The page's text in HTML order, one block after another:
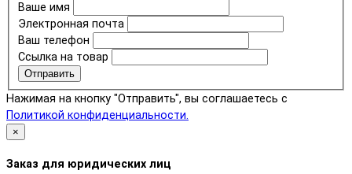
Ваше имя
Электронная почта
Ваш телефон
Ссылка на товар
Отправить
Нажимая на кнопку "Отправить", вы соглашаетесь с
Политикой конфиденциальности.
×
Заказ для юридических лиц